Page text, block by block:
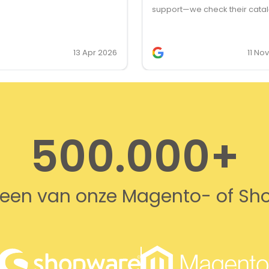
13 Apr 2026
support—we check their
11
500.000+
van onze Magento- of